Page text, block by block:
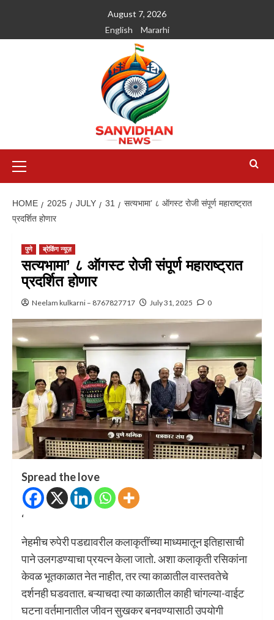
August 7, 2026
English
Mararhi
HOME 2025 JULY 31
सत्यभामा’ ८ ऑगस्ट रोजी संपूर्ण महाराष्ट्रात
प्रदर्शित होणार
पुणे ब्रेकिंग न्यूज़
सत्यभामा’ ८ ऑगस्ट रोजी संपूर्ण महाराष्ट्रात
प्रदर्शित होणार
Neelam kulkarni – 8767827717 July 31, 2025 0
Spread the love
‘
नेहमीच रुपेरी पडद्यावरील कलाकृतींच्या माध्यमातून इतिहासाची
पाने उलगडण्याचा प्रयत्न केला जातो. अशा कलाकृती रसिकांना
केवळ भूतकाळात नेत नाहीत, तर त्या काळातील वास्तवतेचे
दर्शनही घडवतात. बऱ्याचदा त्या काळातील काही चांगल्या-वाईट
घटना वर्तमानातील जीवन सुखकर बनवण्यासाठी उपयोगी